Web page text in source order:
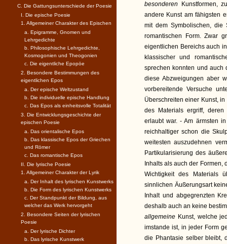
besonderen
Kunstformen,
andere Kunst am fähigsten
mit dem Symbolischen, die
romantischen Form. Zwar
eigentlichen Bereichs auch
klassischer und
sprechen konnten und auch
diese Abzweigungen aber
vorbereitende Versuche
Überschreiten einer Kunst,
des Materials ergriff,
erlaubt war. - Am ärmsten
reichhaltiger schon die
weitesten auszudehnen
Partikularisierung des
Inhalts als auch der Formen,
Wichtigkeit des Materials
sinnlichen Äußerungsart
Inhalt und abgegrenzten
deshalb auch an keine
allgemeine Kunst, welche
imstande ist, in jeder Form
die Phantasie selber bleibt,
C. Die Gattungsunterschiede der Poesie
I. Die epische Poesie
1. Allgemeiner Charakter des Epischen
a. Epigramme, Gnomen und
Lehrgedichte
b. Philosophische Lehrgedichte,
Kosmogonien und Theogonien
c. Die eigentliche Epopöe
2. Besondere Bestimmungen des
eigentlichen Epos
a. Der epische Weltzustand
b. Die individuelle epische Handlung
c. Das Epos als einheitsvolle Totalität
3. Die Entwicklungsgeschichte der
epischen Poesie
a. Das orientalische Epos
b. Das klassische Epos der Griechen
und Römer
c. Das romantische Epos
II. Die lyrische Poesie
1. Allgemeiner Charakter der Lyrik
a. Der Inhalt des lyrischen Kunstwerks
b. Die Form des lyrischen Kunstwerks
c. Der Standpunkt der Bildung, aus
welcher das Werk hervorgeht
2. Besondere Seiten der lyrischen
Poesie
a. Der lyrische Dichter
b. Das lyrische Kunstwerk